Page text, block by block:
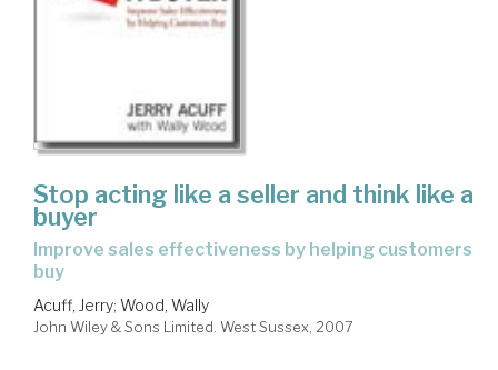
Stop acting like a seller and think like a
buyer
improve sales effectiveness by helping customers
buy
Acuff, Jerry; Wood, Wally
John Wiley & Sons Limited. West Sussex, 2007